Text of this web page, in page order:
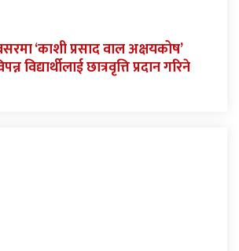
‘काशी प्रसाद वाल अक्षयकोष’
विद्यार्थीलाई छात्रवृत्ति प्रदान गरिने